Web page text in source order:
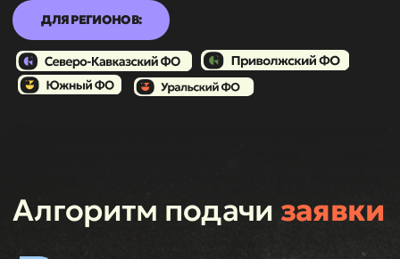
«Кинофактура» 2026
Зарегистрироваться в
личном кабинете,
просмотреть лекции
Алгоритм подачи